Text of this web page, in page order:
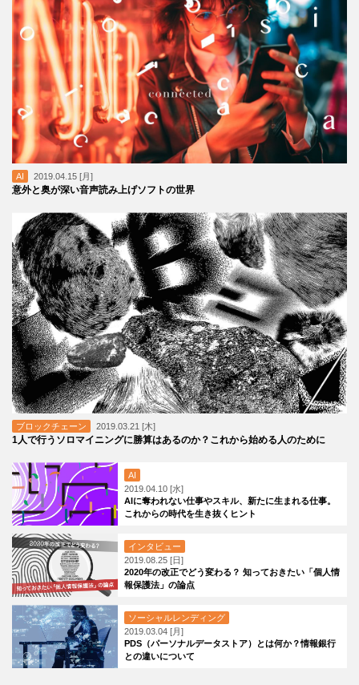
AI 2019.04.15 [月]
意外と奥が深い音声読み上げソフトの世界
ブロックチェーン 2019.03.21 [木]
1人で行うソロマイニングに勝算はあるのか？これから始める人のために
AI
2019.04.10 [水]
AIに奪われない仕事やスキル、新たに生まれる仕事。
これからの時代を生き抜くヒント
インタビュー
2019.08.25 [日]
2020年の改正でどう変わる？ 知っておきたい「個人情
報保護法」の論点
ソーシャルレンディング
2019.03.04 [月]
PDS（パーソナルデータストア）とは何か？情報銀行
との違いについて